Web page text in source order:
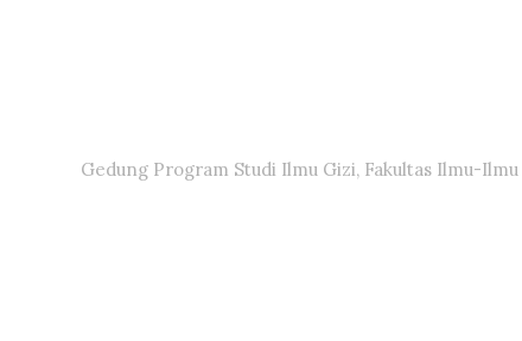
Gedung Program Studi Ilmu Gizi, Fakultas Ilmu-